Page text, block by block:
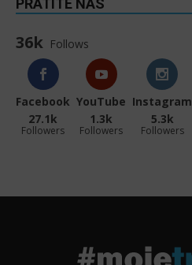
36k Follows
Facebook
27.1k
Followers
YouTube
1.3k
Followers
Instagram
5.3k
Followers